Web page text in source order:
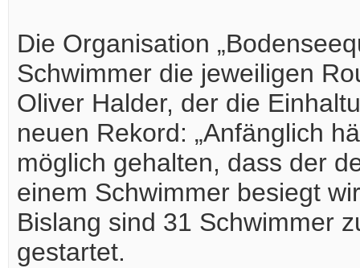
Die Organisation
Schwimmer die jeweiligen
Oliver Halder, der die
neuen Rekord: „Anfänglich
möglich gehalten, dass der
einem Schwimmer besiegt
Bislang sind 31 Schwimmer
gestartet.